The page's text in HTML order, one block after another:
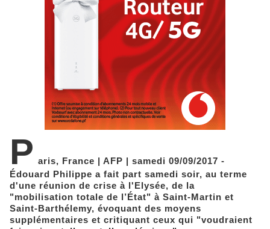
P aris, France | AFP | samedi 09/09/2017 -
Édouard Philippe a fait part samedi soir, au terme
d'une réunion de crise à l'Elysée, de la
"mobilisation totale de l’État" à Saint-Martin et
Saint-Barthélemy, évoquant des moyens
supplémentaires et critiquant ceux qui "voudraient